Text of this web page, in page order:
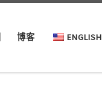
博客 ENGLISH